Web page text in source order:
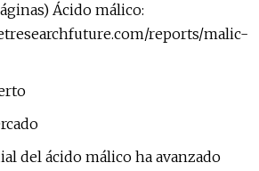
Ácido málico:
reports/malic-
del ácido málico ha avanzado